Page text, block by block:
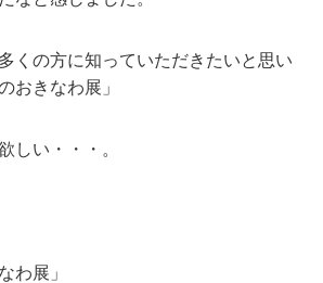
くの方に知っていただきたいと思い
おきなわ展」
しい・・・。
わ展」